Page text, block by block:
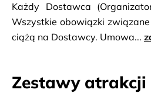
Każdy Dostawca
Wszystkie obowiązki
ciążą na Dostawcy. Umowa...
Zestawy